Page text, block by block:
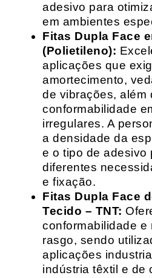
adesivo para
em ambientes
Fitas Dupla Face
(Polietileno):
aplicações que
amortecimento,
de vibrações, além
conformabilidade
irregulares. A
a densidade da
e o tipo de adesivo
diferentes
e fixação.
Fitas Dupla Face
Tecido – TNT:
conformabilidade e
rasgo, sendo
aplicações
indústria têxtil e de